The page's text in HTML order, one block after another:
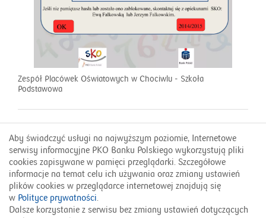
Zespół Placówek Oświatowych w Chociwlu - Szkoła
Podstawowa
Kontakt
FAQ
800 302 302
Aby świadczyć usługi na najwyższym poziomie, Internetowe
serwisy informacyjne PKO Banku Polskiego wykorzystują pliki
cookies zapisywane w pamięci przeglądarki. Szczegółowe
informacje na temat celu ich używania oraz zmiany ustawień
plików cookies w przeglądarce internetowej znajdują się
w Polityce prywatności.
Dalsze korzystanie z serwisu bez zmiany ustawień dotyczących